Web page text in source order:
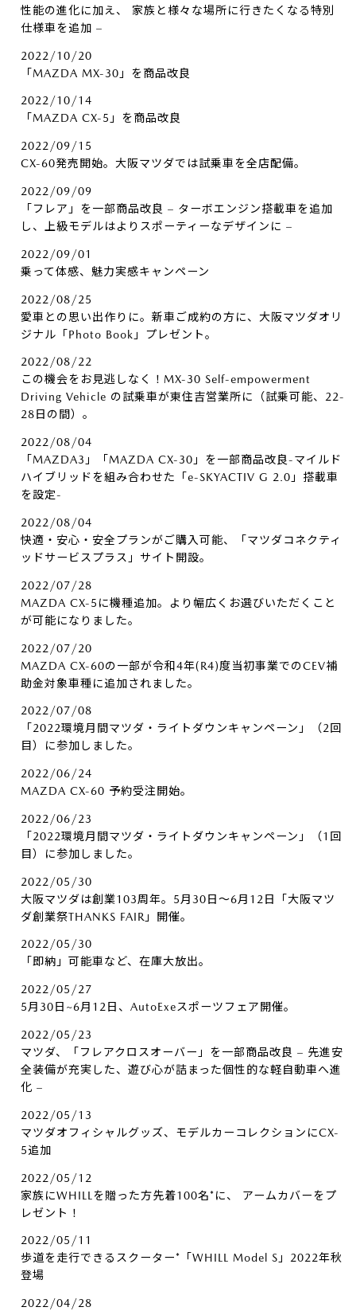
性能の進化に加え、 家族と様々な場所に行きたくなる特別
仕様車を追加 –
2022/10/20
「MAZDA MX-30」を商品改良
2022/10/14
「MAZDA CX-5」を商品改良
2022/09/15
CX-60発売開始。大阪マツダでは試乗車を全店配備。
2022/09/09
「フレア」を一部商品改良 – ターボエンジン搭載車を追加
し、上級モデルはよりスポーティーなデザインに –
2022/09/01
乗って体感、魅力実感キャンペーン
2022/08/25
愛車との思い出作りに。新車ご成約の方に、大阪マツダオリ
ジナル「Photo Book」プレゼント。
2022/08/22
この機会をお見逃しなく！MX-30 Self-empowerment
Driving Vehicle の試乗車が東住吉営業所に（試乗可能、22-
28日の間）。
2022/08/04
「MAZDA3」「MAZDA CX-30」を一部商品改良-マイルド
ハイブリッドを組み合わせた「e-SKYACTIV G 2.0」搭載車
を設定-
2022/08/04
快適・安心・安全プランがご購入可能、「マツダコネクティ
ッドサービスプラス」サイト開設。
2022/07/28
MAZDA CX-5に機種追加。より幅広くお選びいただくこと
が可能になりました。
2022/07/20
MAZDA CX-60の一部が令和4年(R4)度当初事業でのCEV補
助金対象車種に追加されました。
2022/07/08
「2022環境月間マツダ・ライトダウンキャンペーン」（2回
目）に参加しました。
2022/06/24
MAZDA CX-60 予約受注開始。
2022/06/23
「2022環境月間マツダ・ライトダウンキャンペーン」（1回
目）に参加しました。
2022/05/30
大阪マツダは創業103周年。5月30日～6月12日「大阪マツ
ダ創業祭THANKS FAIR」開催。
2022/05/30
「即納」可能車など、在庫大放出。
2022/05/27
5月30日~6月12日、AutoExeスポーツフェア開催。
2022/05/23
マツダ、「フレアクロスオーバー」を一部商品改良 – 先進安
全装備が充実した、遊び心が詰まった個性的な軽自動車へ進
化 –
2022/05/13
マツダオフィシャルグッズ、モデルカーコレクションにCX-
5追加
2022/05/12
家族にWHILLを贈った方先着100名*に、​ アームカバーをプ
レゼント！
2022/05/11
歩道を走行できるスクーター*「WHILL Model S」2022年秋
登場
2022/04/28